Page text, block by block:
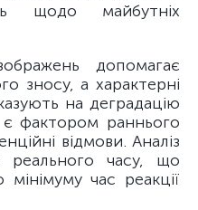
щодо майбутніх
допомагає
зносу, а характерні
на деградацію
є фактором раннього
відмови. Аналіз
реального часу, що
час реакції